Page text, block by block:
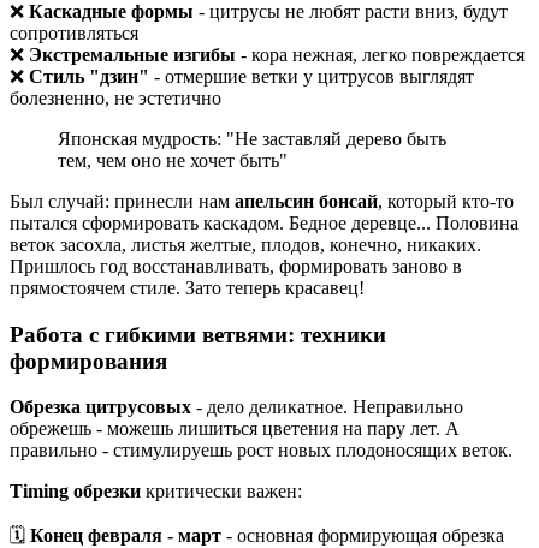
❌ Каскадные формы - цитрусы не любят расти вниз, будут
сопротивляться
❌ Экстремальные изгибы - кора нежная, легко повреждается
❌ Стиль "дзин" - отмершие ветки у цитрусов выглядят
болезненно, не эстетично
Японская мудрость: "Не заставляй дерево быть
тем, чем оно не хочет быть"
Был случай: принесли нам апельсин бонсай, который кто-то
пытался сформировать каскадом. Бедное деревце... Половина
веток засохла, листья желтые, плодов, конечно, никаких.
Пришлось год восстанавливать, формировать заново в
прямостоячем стиле. Зато теперь красавец!
Работа с гибкими ветвями: техники
формирования
Обрезка цитрусовых - дело деликатное. Неправильно
обрежешь - можешь лишиться цветения на пару лет. А
правильно - стимулируешь рост новых плодоносящих веток.
Timing обрезки критически важен:
🗓️ Конец февраля - март - основная формирующая обрезка